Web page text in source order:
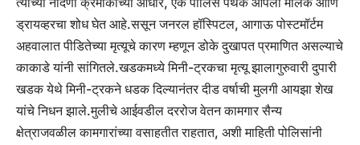
ड्रायव्हरचा शोध घेत आहे.ससून जनरल हॉस्पिटल, आगाऊ पोस्टमॉर्टम
अहवालात पीडितेच्या मृत्यूचे कारण म्हणून डोके दुखापत प्रमाणित असल्याचे
काकाडे यांनी सांगितले.खडकमध्ये मिनी-ट्रकचा मृत्यू झालागुरुवारी दुपारी
खडक येथे मिनी-ट्रकने धडक दिल्यानंतर दीड वर्षाची मुलगी आयझा शेख
यांचे निधन झाले.मुलीचे आईवडील दररोज वेतन कामगार सैन्य
क्षेत्राजवळील कामगारांच्या वसाहतीत राहतात, अशी माहिती पोलिसांनी